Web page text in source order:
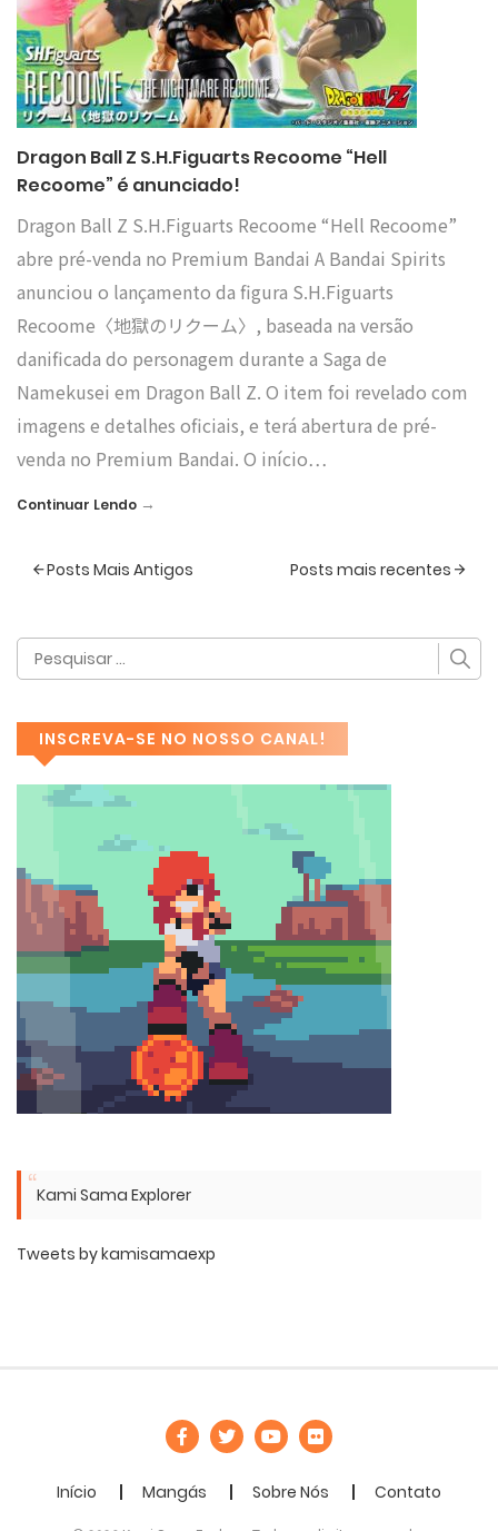
Dragon Ball Z S.H.Figuarts Recoome “Hell
Recoome” é anunciado!
Dragon Ball Z S.H.Figuarts Recoome “Hell Recoome”
abre pré-venda no Premium Bandai A Bandai Spirits
anunciou o lançamento da figura S.H.Figuarts
Recoome〈地獄のリクーム〉, baseada na versão
danificada do personagem durante a Saga de
Namekusei em Dragon Ball Z. O item foi revelado com
imagens e detalhes oficiais, e terá abertura de pré-
venda no Premium Bandai. O início…
Continuar Lendo →
Posts Mais Antigos Posts mais recentes
INSCREVA-SE NO NOSSO CANAL!
Kami Sama Explorer
Tweets by kamisamaexp
Início Mangás Sobre Nós Contato